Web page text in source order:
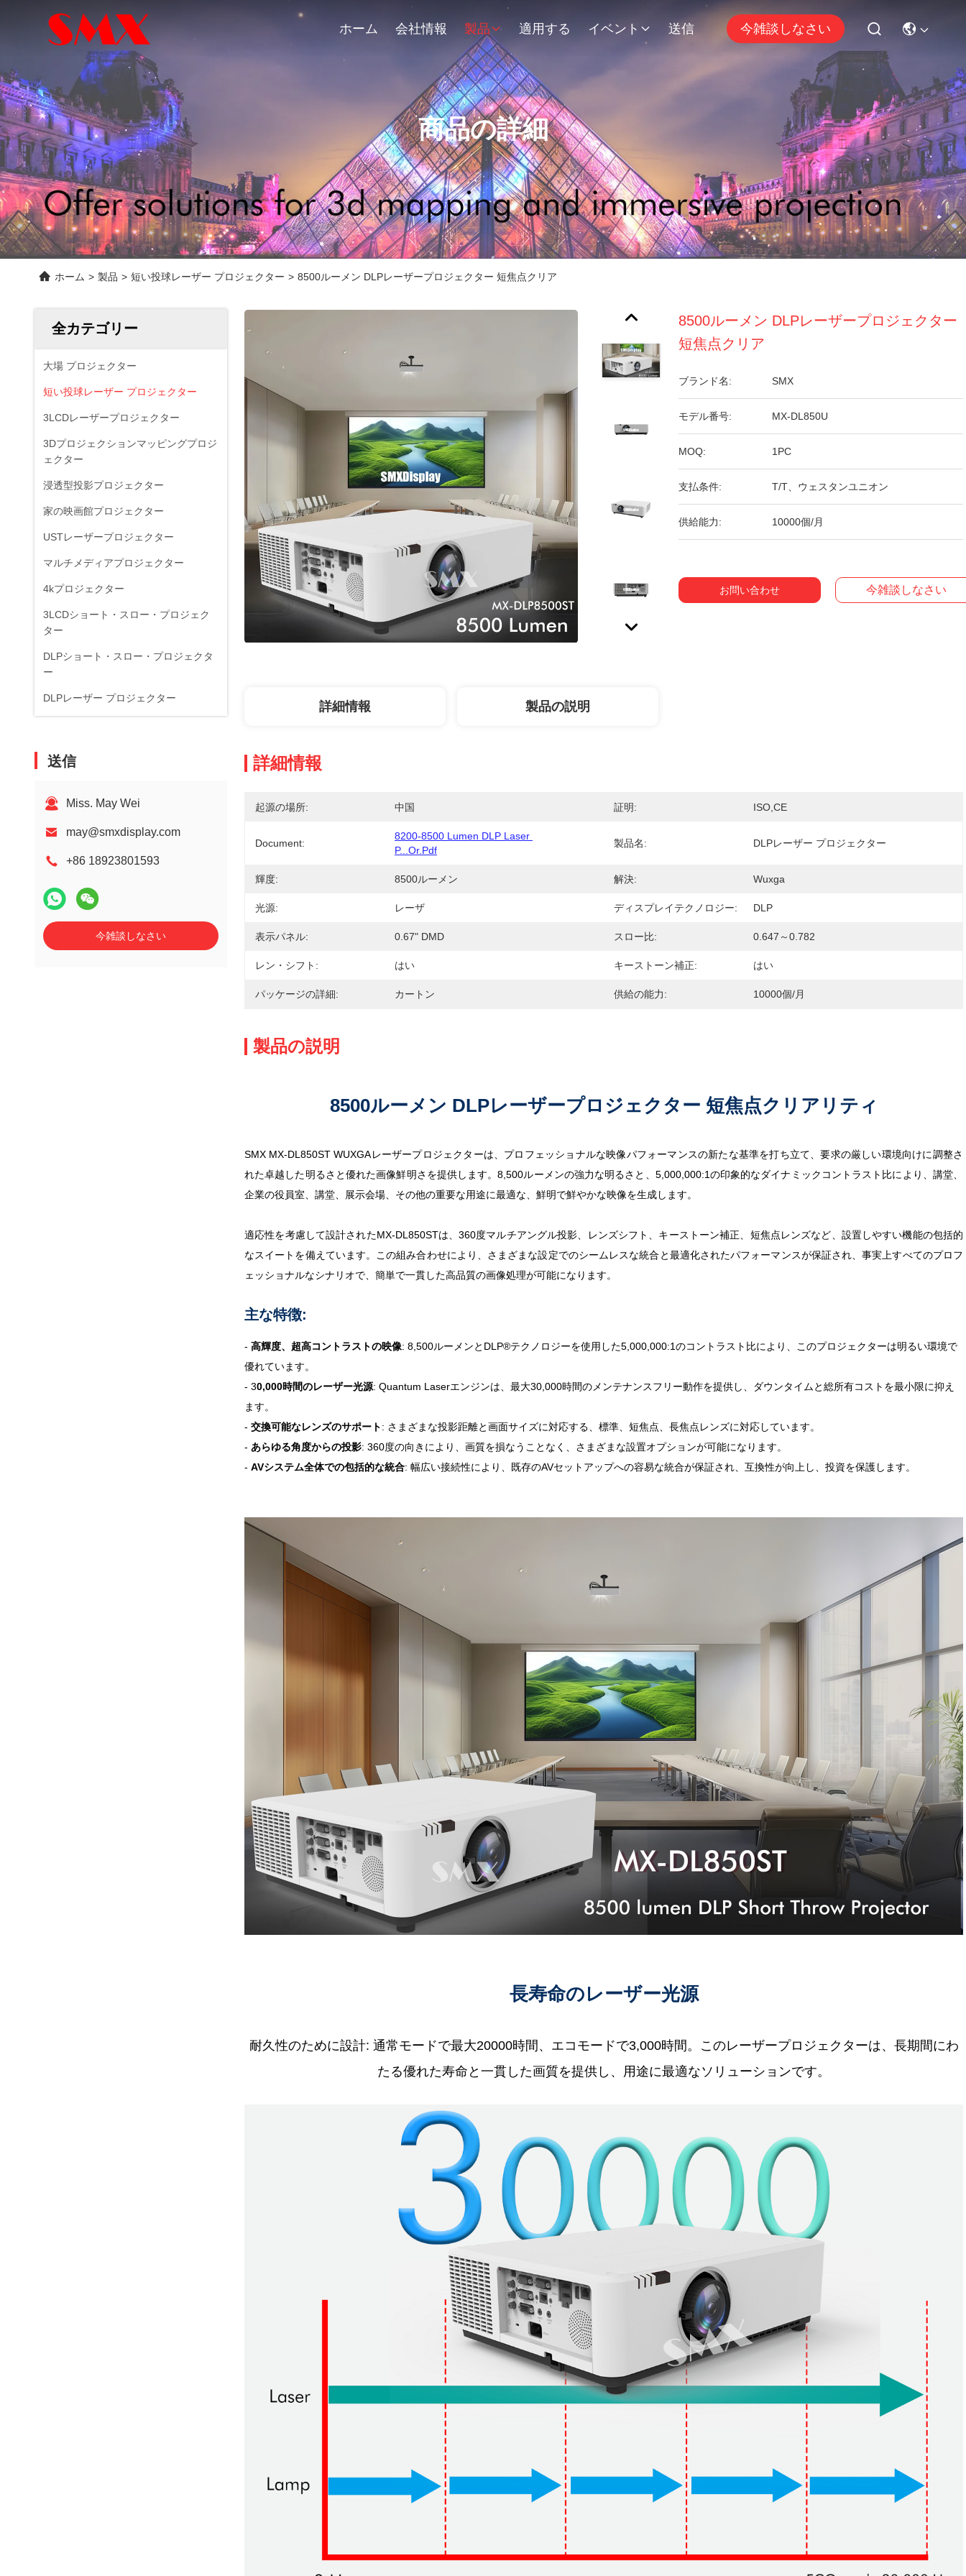
ホーム 会社情報 製品 適用する イベント 送信 今雑談しなさい
商品の詳細
ホーム > 製品 > 短い投球レーザー プロジェクター > 8500ルーメン DLPレーザープロジェクター 短焦点クリア
全カテゴリー
大場 プロジェクター
短い投球レーザー プロジェクター
3LCDレーザープロジェクター
3Dプロジェクションマッピングプロジ
ェクター
浸透型投影プロジェクター
家の映画館プロジェクター
USTレーザープロジェクター
マルチメディアプロジェクター
4kプロジェクター
3LCDショート・スロー・プロジェク
ター
DLPショート・スロー・プロジェクタ
ー
DLPレーザー プロジェクター
送信
Miss. May Wei
may@smxdisplay.com
+86 18923801593
今雑談しなさい
8500ルーメン DLPレーザープロジェクター
短焦点クリア
ブランド名: SMX
モデル番号: MX-DL850U
MOQ: 1PC
支払条件: T/T、ウェスタンユニオン
供給能力: 10000個/月
お問い合わせ 今雑談しなさい
詳細情報 製品の説明
詳細情報
起源の場所: 中国 証明: ISO,CE
Document:
8200-8500 Lumen DLP Laser
P...or.pdf
製品名: DLPレーザー プロジェクター
輝度: 8500ルーメン 解決: Wuxga
光源: レーザ ディスプレイテクノロジー: DLP
表示パネル: 0.67" DMD スロー比: 0.647～0.782
レン・シフト: はい キーストーン補正: はい
パッケージの詳細: カートン 供給の能力: 10000個/月
製品の説明
8500ルーメン DLPレーザープロジェクター 短焦点クリアリティ
SMX MX-DL850ST WUXGAレーザープロジェクターは、プロフェッショナルな映像パフォーマンスの新たな基準を打ち立て、要求の厳しい環境向けに調整さ
れた卓越した明るさと優れた画像鮮明さを提供します。8,500ルーメンの強力な明るさと、5,000,000:1の印象的なダイナミックコントラスト比により、講堂、
企業の役員室、講堂、展示会場、その他の重要な用途に最適な、鮮明で鮮やかな映像を生成します。
適応性を考慮して設計されたMX-DL850STは、360度マルチアングル投影、レンズシフト、キーストーン補正、短焦点レンズなど、設置しやすい機能の包括的
なスイートを備えています。この組み合わせにより、さまざまな設定でのシームレスな統合と最適化されたパフォーマンスが保証され、事実上すべてのプロフ
ェッショナルなシナリオで、簡単で一貫した高品質の画像処理が可能になります。
主な特徴:
- 高輝度、超高コントラストの映像: 8,500ルーメンとDLP®テクノロジーを使用した5,000,000:1のコントラスト比により、このプロジェクターは明るい環境で
優れています。
- 30,000時間のレーザー光源: Quantum Laserエンジンは、最大30,000時間のメンテナンスフリー動作を提供し、ダウンタイムと総所有コストを最小限に抑え
ます。
- 交換可能なレンズのサポート: さまざまな投影距離と画面サイズに対応する、標準、短焦点、長焦点レンズに対応しています。
- あらゆる角度からの投影: 360度の向きにより、画質を損なうことなく、さまざまな設置オプションが可能になります。
- AVシステム全体での包括的な統合: 幅広い接続性により、既存のAVセットアップへの容易な統合が保証され、互換性が向上し、投資を保護します。
長寿命のレーザー光源
耐久性のために設計: 通常モードで最大20000時間、エコモードで3,000時間。このレーザープロジェクターは、長期間にわ
たる優れた寿命と一貫した画質を提供し、用途に最適なソリューションです。